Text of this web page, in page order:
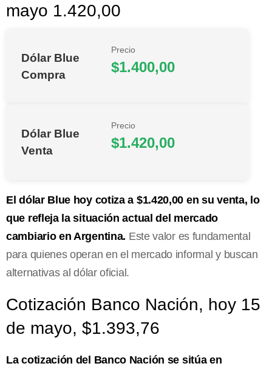
mayo 1.420,00
Dólar Blue
Compra
Precio
$1.400,00
Dólar Blue
Venta
Precio
$1.420,00
El dólar Blue hoy cotiza a $1.420,00 en su venta, lo
que refleja la situación actual del mercado
cambiario en Argentina. Este valor es fundamental
para quienes operan en el mercado informal y buscan
alternativas al dólar oficial.
Cotización Banco Nación, hoy 15
de mayo, $1.393,76
La cotización del Banco Nación se sitúa en